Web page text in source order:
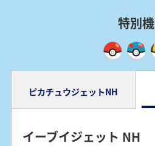
特別機
ピカチュウジェットNH
ピカチュウジェットNH
イーブイジェット NH